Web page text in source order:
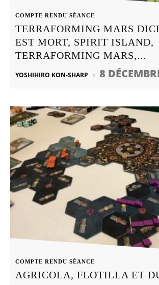
COMPTE RENDU SÉANCE
TERRAFORMING MARS
EST MORT, SPIRIT ISLAND,
TERRAFORMING MARS,...
YOSHIHIRO KON-SHARP 8
COMPTE RENDU SÉANCE
AGRICOLA, FLOTILLA ET